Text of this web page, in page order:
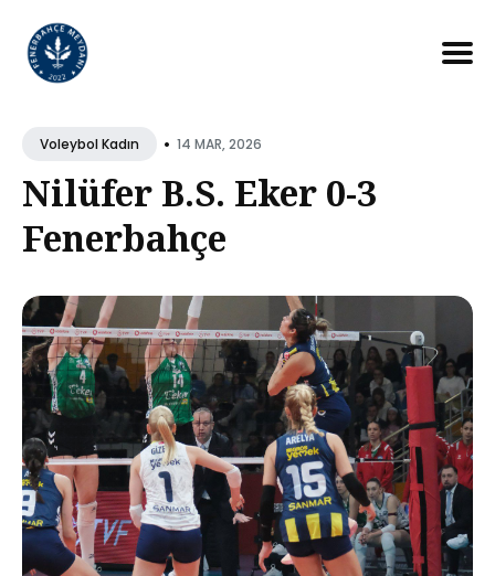
Blog
Voleybol Kadın • 14 MAR, 2026
Nilüfer B.S. Eker 0-3
Fenerbahçe